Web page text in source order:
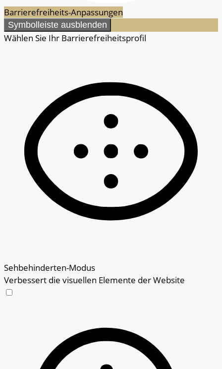
Barrierefreiheits-Anpassungen
Symbolleiste ausblenden
Wählen Sie Ihr Barrierefreiheitsprofil
Sehbehinderten-Modus
Verbessert die visuellen Elemente der Website